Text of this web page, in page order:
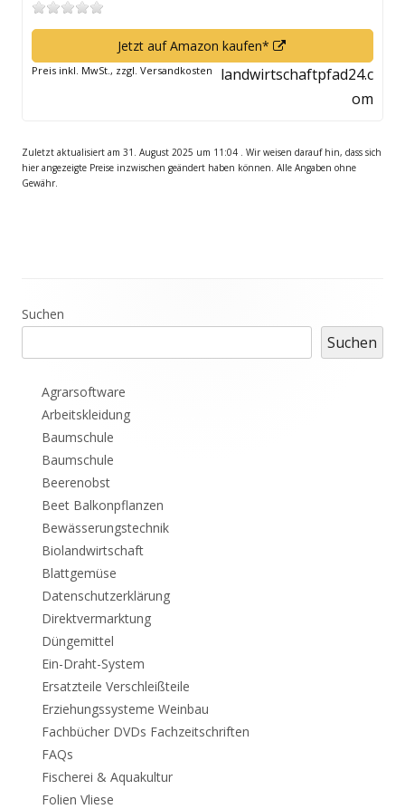
Jetzt auf Amazon kaufen*
neuem
Fenster
Preis inkl. MwSt., zzgl. Versandkosten
landwirtschaftpfad24.c
om
Zuletzt aktualisiert am 31. August 2025 um 11:04 . Wir weisen darauf hin, dass sich
hier angezeigte Preise inzwischen geändert haben können. Alle Angaben ohne
Gewähr.
Haupt-
Seitenleiste
Suchen
Suchen
Agrarsoftware
Arbeitskleidung
Baumschule
Baumschule
Beerenobst
Beet Balkonpflanzen
Bewässerungstechnik
Biolandwirtschaft
Blattgemüse
Datenschutzerklärung
Direktvermarktung
Düngemittel
Ein-Draht-System
Ersatzteile Verschleißteile
Erziehungssysteme Weinbau
Fachbücher DVDs Fachzeitschriften
FAQs
Fischerei & Aquakultur
Folien Vliese